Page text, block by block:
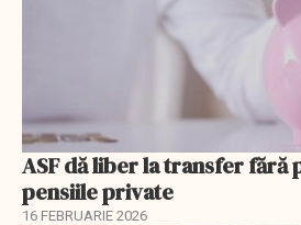
ASF dă liber la transfer fără
pensiile private
16 FEBRUARIE 2026